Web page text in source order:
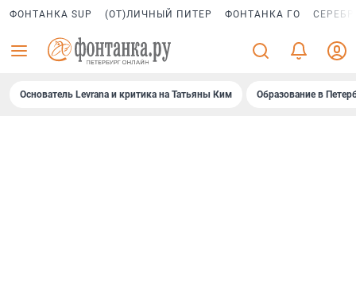
ФОНТАНКА SUP (ОТ)ЛИЧНЫЙ ПИТЕР ФОНТАНКА ГО
Основатель Levrana и критика на Татьяны Ким Образование в